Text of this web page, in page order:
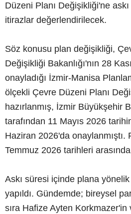
Düzeni Planı Değişikliği'ne
itirazlar değerlendirilecek.
Söz konusu plan değişikliği,
Değişikliği Bakanlığı'nın 28
onayladığı İzmir-Manisa
ölçekli Çevre Düzeni Planı
hazırlanmış, İzmir Büyükşehir
tarafından 11 Mayıs 2026
Haziran 2026'da
Temmuz 2026 tarihleri arasında
Askı süresi içinde plana
yapıldı. Gündemde; bireysel
sıra Hafize Ayten